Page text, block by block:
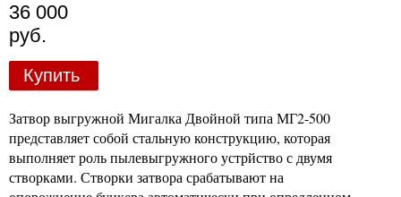
36 000
руб.
Купить
Затвор выгружной Мигалка Двойной типа МГ2-500
представляет собой стальную конструкцию, которая
выполняет роль пылевыгружного устрйство с двумя
створками. Створки затвора срабатывают на